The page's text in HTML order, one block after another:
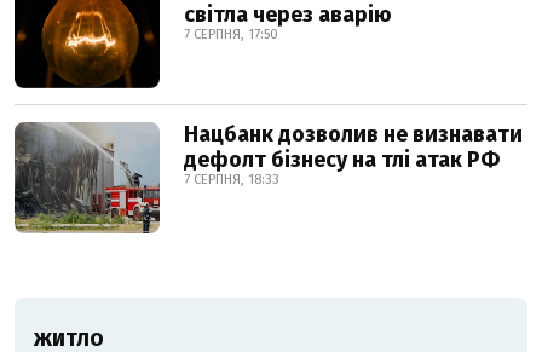
світла через аварію
7 СЕРПНЯ, 17:50
Нацбанк дозволив не визнавати
дефолт бізнесу на тлі атак РФ
7 СЕРПНЯ, 18:33
ЖИТЛО